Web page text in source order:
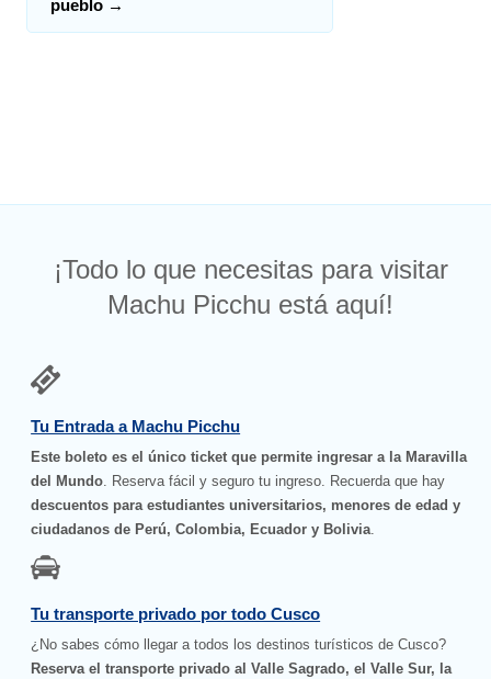
pueblo →
¡Todo lo que necesitas para visitar
Machu Picchu está aquí!
Tu Entrada a Machu Picchu
Este boleto es el único ticket que permite ingresar a la Maravilla
del Mundo. Reserva fácil y seguro tu ingreso. Recuerda que hay
descuentos para estudiantes universitarios, menores de edad y
ciudadanos de Perú, Colombia, Ecuador y Bolivia.
Tu transporte privado por todo Cusco
¿No sabes cómo llegar a todos los destinos turísticos de Cusco?
Reserva el transporte privado al Valle Sagrado, el Valle Sur, la